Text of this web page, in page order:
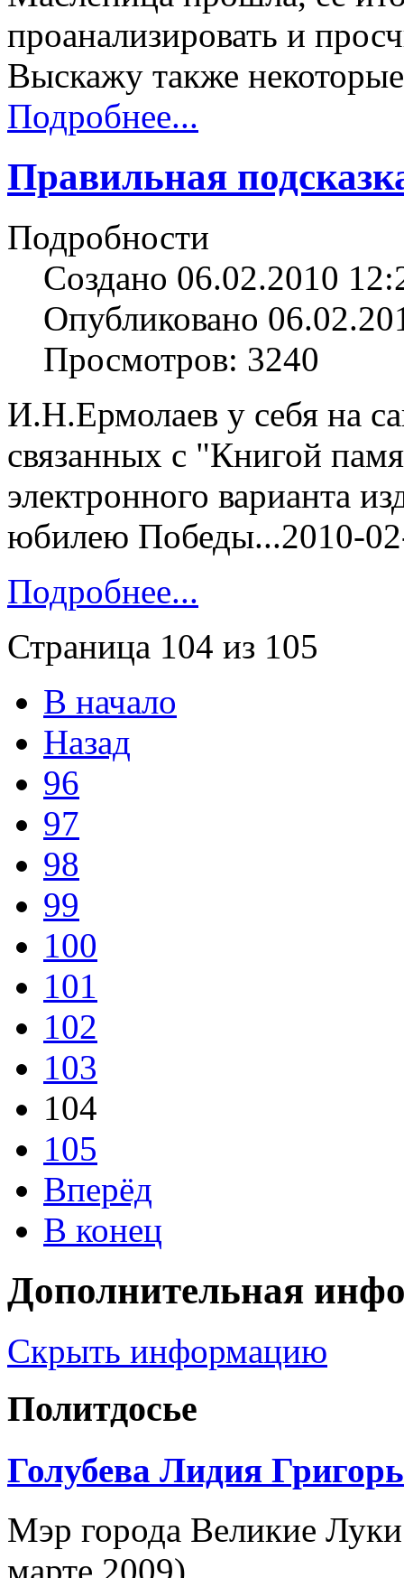
проанализировать и
Выскажу также
Подробнее...
Правильная
Подробности
Создано 06.02.2010
Опубликовано
Просмотров: 3240
И.Н.Ермолаев у себя на
связанных с "Книгой
электронного варианта
юбилею Победы...2010-
Подробнее...
Страница 104 из 105
В начало
Назад
96
97
98
99
100
101
102
103
104
105
Вперёд
В конец
Дополнительная
Скрыть информацию
Политдосье
Голубева Лидия
Мэр города Великие
марте 2009)